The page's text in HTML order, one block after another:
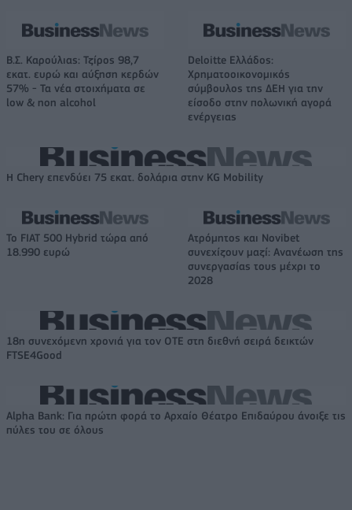
Β.Σ. Καρούλιας: Τζίρος 98,7
εκατ. ευρώ και αύξηση κερδών
57% - Τα νέα στοιχήματα σε
low & non alcohol
Deloitte Ελλάδος:
Χρηματοοικονομικός
σύμβουλος της ΔΕΗ για την
είσοδο στην πολωνική αγορά
ενέργειας
Η Chery επενδύει 75 εκατ. δολάρια στην KG Mobility
Το FIAT 500 Hybrid τώρα από
18.990 ευρώ
Ατρόμητος και Novibet
συνεχίζουν μαζί: Ανανέωση της
συνεργασίας τους μέχρι το
2028
18η συνεχόμενη χρονιά για τον ΟΤΕ στη διεθνή σειρά δεικτών
FTSE4Good
Alpha Bank: Για πρώτη φορά το Αρχαίο Θέατρο Επιδαύρου άνοιξε τις
πύλες του σε όλους